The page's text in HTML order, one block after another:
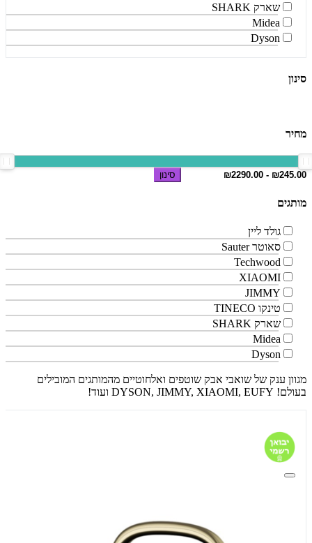
שארק SHARK
Midea
Dyson
סינון
מחיר
סינון
מותגים
גולד ליין
סאוטר Sauter
Techwood
XIAOMI
JIMMY
טינקו TINECO
שארק SHARK
Midea
Dyson
מגוון ענק של שואבי אבק שוטפים ואלחוטיים מהמותגים המובילים
בעולם! DYSON, JIMMY, XIAOMI, EUFY ועוד!